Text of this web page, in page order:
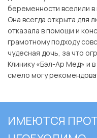
беременности вселили в
Она всегда открыта для
отказала в помощи и
грамотному подходу
чудесная дочь, за что
Клинику «Бэл-Ар Мед» и
смело могу
ИМЕЮТСЯ